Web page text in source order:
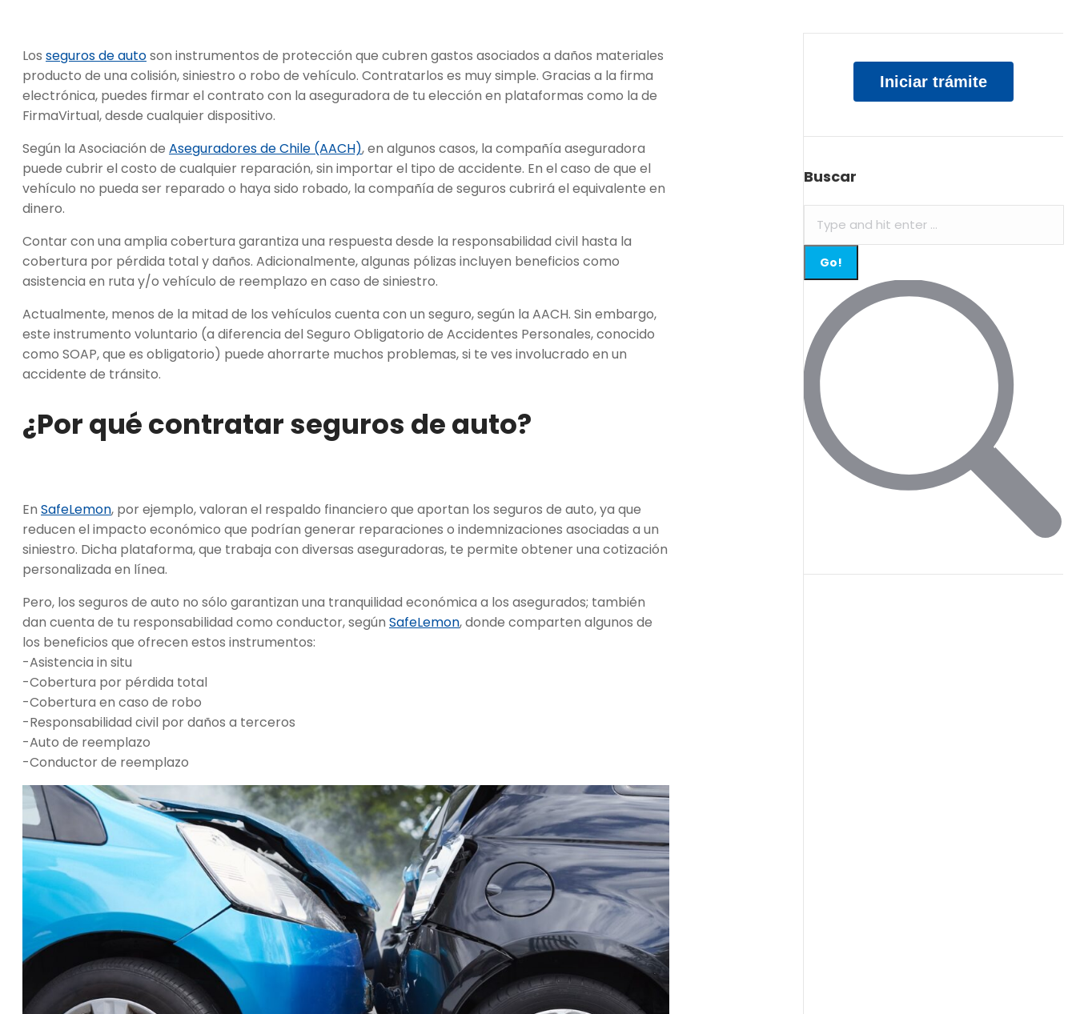
Los seguros de autoson instrumentos de protección que cubren gastos asociados a daños materiales
producto de una colisión, siniestro o robo de vehículo. Contratarlos es muy simple. Gracias a la firma
electrónica, puedes firmar el contrato con la aseguradora de tu elección en plataformas como la de
FirmaVirtual, desde cualquier dispositivo.
Según la Asociación de Aseguradores de Chile (AACH), en algunos casos, la compañía aseguradora
puede cubrir el costo de cualquier reparación, sin importar el tipo de accidente. En el caso de que el
vehículo no pueda ser reparado o haya sido robado, la compañía de seguros cubrirá el equivalente en
dinero.
Contar con una amplia cobertura garantiza una respuesta desde la responsabilidad civil hasta la
cobertura por pérdida total y daños. Adicionalmente, algunas pólizas incluyen beneficios como
asistencia en ruta y/o vehículo de reemplazo en caso de siniestro.
Actualmente, menos de la mitad de los vehículos cuenta con un seguro, según la AACH. Sin embargo,
este instrumento voluntario (a diferencia del Seguro Obligatorio de Accidentes Personales, conocido
como SOAP, que es obligatorio) puede ahorrarte muchos problemas, si te ves involucrado en un
accidente de tránsito.
¿Por qué contratar seguros de auto?
En SafeLemon, por ejemplo, valoran el respaldo financiero que aportan los seguros de auto, ya que
reducen el impacto económico que podrían generar reparaciones o indemnizaciones asociadas a un
siniestro. Dicha plataforma, que trabaja con diversas aseguradoras, te permite obtener una cotización
personalizada en línea.
Pero, los seguros de auto no sólo garantizan una tranquilidad económica a los asegurados; también
dan cuenta de tu responsabilidad como conductor, según SafeLemon, donde comparten algunos de
los beneficios que ofrecen estos instrumentos:
-Asistencia in situ
-Cobertura por pérdida total
-Cobertura en caso de robo
-Responsabilidad civil por daños a terceros
-Auto de reemplazo
-Conductor de reemplazo
Iniciar trámite
Buscar